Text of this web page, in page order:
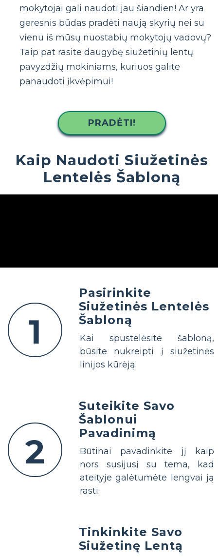
mokytojai gali naudoti jau šiandien! Ar yra
geresnis būdas pradėti naują skyrių nei su
vienu iš mūsų nuostabių mokytojų vadovų?
Taip pat rasite daugybę siužetinių lentų
pavyzdžių mokiniams, kuriuos galite
panaudoti įkvėpimui!
PRADĖTI!
Kaip Naudoti Siužetinės
Lentelės Šabloną
1
Pasirinkite
Siužetinės Lentelės
Šabloną
Kai spustelėsite šabloną,
būsite nukreipti į siužetinės
linijos kūrėją.
2
Suteikite Savo
Šablonui
Pavadinimą
Būtinai pavadinkite jį kaip
nors susijusį su tema, kad
ateityje galėtumėte lengvai ją
rasti.
Tinkinkite Savo
Siužetinę Lentą